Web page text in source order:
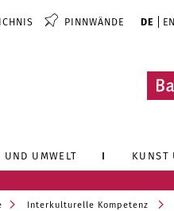
PINNWÄNDE DE EN
UND UMWELT KUNST
Interkulturelle Kompetenz